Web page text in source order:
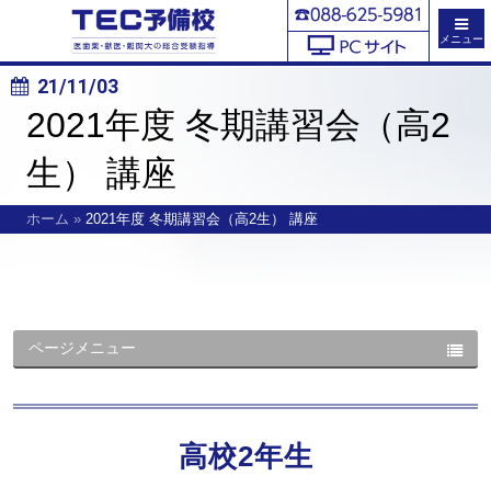
メニュー
21/11/03
2021年度 冬期講習会（高2
生） 講座
ホーム » 2021年度 冬期講習会（高2生） 講座
ページメニュー
高校2年生